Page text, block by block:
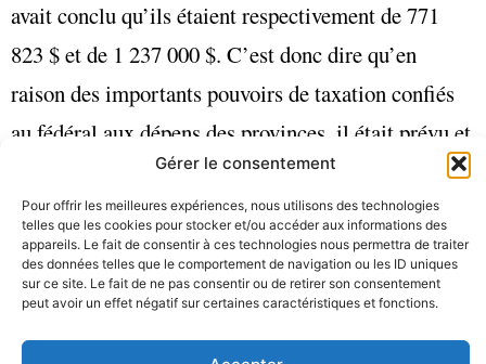
Gérer le consentement
Pour offrir les meilleures expériences, nous utilisons des technologies
telles que les cookies pour stocker et/ou accéder aux informations des
appareils. Le fait de consentir à ces technologies nous permettra de traiter
des données telles que le comportement de navigation ou les ID uniques
sur ce site. Le fait de ne pas consentir ou de retirer son consentement
peut avoir un effet négatif sur certaines caractéristiques et fonctions.
avait conclu qu’ils étaient respectivement de 771
823 $ et de 1 237 000 $. C’est donc dire qu’en
raison des importants pouvoirs de taxation confiés
au fédéral aux dépens des provinces, il était prévu et
souhaité que ces dernières allaient devoir compter
sur le fédéral pour boucler leurs budgets. Et
évidemment, cela n’était pas sans effet sur
l’autonomie des provinces dans leurs propres